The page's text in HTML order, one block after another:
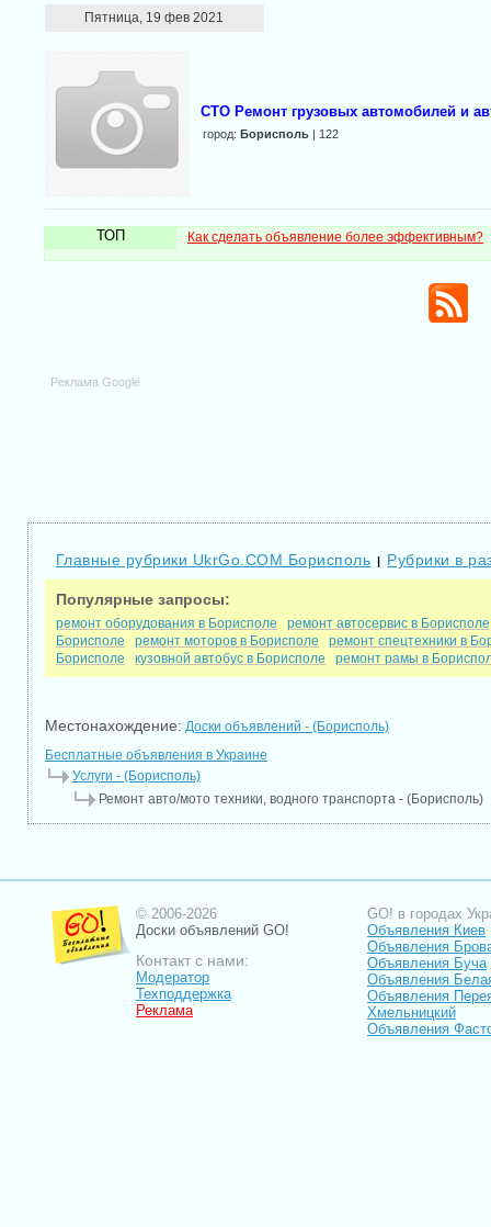
Пятница, 19 фев 2021
СТО Ремонт грузовых автомобилей и
город: Борисполь| 122
ТОП Как сделать объявление более эффективным?
Реклама Google
Главные рубрики UkrGo.COM Борисполь | Рубрики в
Популярные запросы:
ремонт оборудования в Борисполе
ремонт автосервис в Борисполе
Борисполе
ремонт моторов в Борисполе
ремонт спецтехники в
Борисполе
кузовной автобус в Борисполе ремонт рамы в
Местонахождение: Доски объявлений - (Борисполь)
Бесплатные объявления в Украине
Услуги - (Борисполь)
Ремонт авто/мото техники, водного транспорта - (Борисполь)
© 2006-2026
Доски объявлений GO!
Контакт с нами:
Модератор
Техподдержка
Реклама
GO! в городах
Объявления Киев
Объявления
Объявления Буча
Объявления
Объявления
Хмельницкий
Объявления